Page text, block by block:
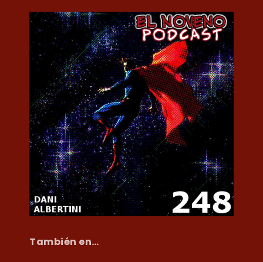
También en…